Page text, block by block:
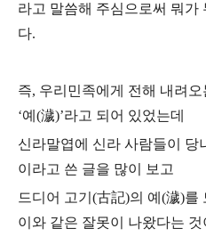
라고 말씀해 주심으로써 뭐가
다.
즉, 우리민족에게 전해 내려
‘예(濊)’라고 되어 있었는데
신라말엽에 신라 사람들이 당
이라고 쓴 글을 많이 보고
드디어 고기(古記)의 예(濊)를
이와 같은 잘못이 나왔다는 것